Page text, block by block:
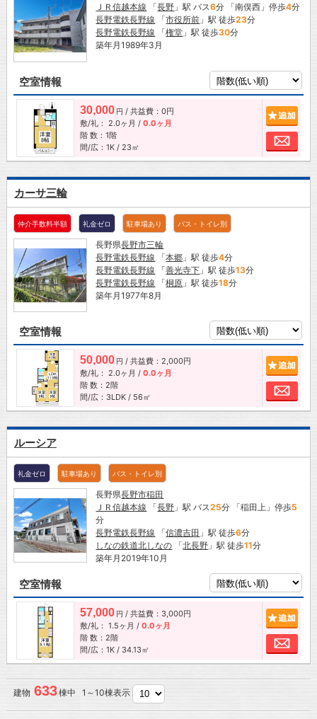
ＪＲ信越本線 「長野 」駅 バス6分 「南俣西」停歩4分
長野電鉄長野線 「市役所前 」駅 徒歩23分
長野電鉄長野線 「権堂 」駅 徒歩30分
築年月1989年3月
空室情報
30,000 円 / 共益費：0円
敷/礼： 2.0ヶ月 / 0.0ヶ月
階 数：1階
間/広：1K / 23㎡
追加
お
カーサ三輪
仲介手数料半額 礼金ゼロ 駐車場あり バス・トイレ別
長野県長野市三輪
長野電鉄長野線 「本郷 」駅 徒歩4分
長野電鉄長野線 「善光寺下 」駅 徒歩13分
長野電鉄長野線 「桐原 」駅 徒歩18分
築年月1977年8月
空室情報
50,000 円 / 共益費：2,000円
敷/礼： 2.0ヶ月 / 0.0ヶ月
階 数：2階
間/広：3LDK / 56㎡
お
ルーシア
礼金ゼロ 駐車場あり バス・トイレ別
長野県長野市稲田
ＪＲ信越本線 「長野 」駅 バス25分 「稲田上」停歩5
分
長野電鉄長野線 「信濃吉田 」駅 徒歩6分
しなの鉄道北しなの 「北長野 」駅 徒歩11分
築年月2019年10月
空室情報
57,000 円 / 共益費：3,000円
敷/礼： 1.5ヶ月 / 0.0ヶ月
階 数：2階
間/広：1K / 34.13㎡
お
建物 633棟中 1～10棟表示